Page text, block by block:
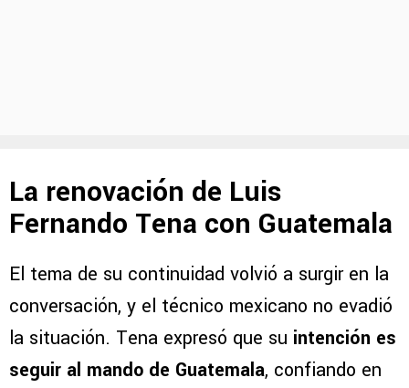
La renovación de Luis
Fernando Tena con Guatemala
El tema de su continuidad volvió a surgir en la
conversación, y el técnico mexicano no evadió
la situación. Tena expresó que su intención es
seguir al mando de Guatemala, confiando en